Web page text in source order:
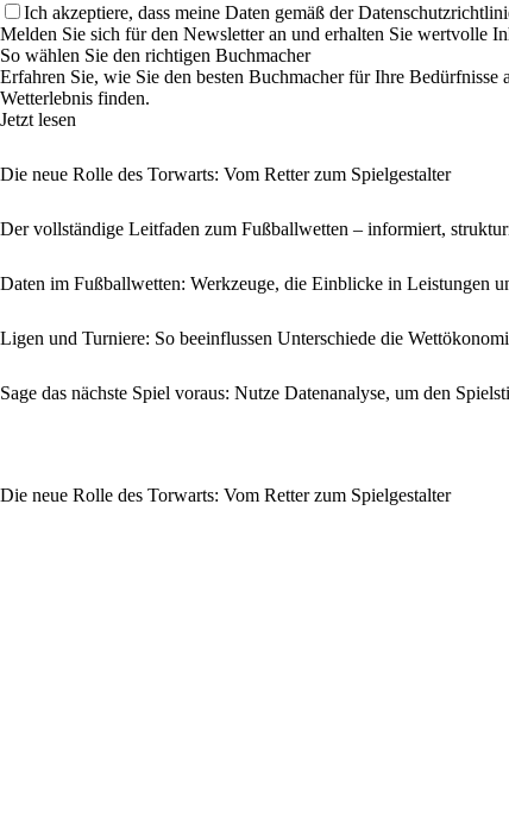
Ich akzeptiere, dass meine Daten gemäß der
Melden Sie sich für den Newsletter an und erhalten Sie wertvolle
So wählen Sie den richtigen Buchmacher
Erfahren Sie, wie Sie den besten Buchmacher für Ihre
Wetterlebnis finden.
Jetzt lesen
Die neue Rolle des Torwarts: Vom Retter zum Spielgestalter
Der vollständige Leitfaden zum Fußballwetten – informiert,
Daten im Fußballwetten: Werkzeuge, die Einblicke in Leistungen
Ligen und Turniere: So beeinflussen Unterschiede die
Sage das nächste Spiel voraus: Nutze Datenanalyse, um den
Die neue Rolle des Torwarts: Vom Retter zum Spielgestalter